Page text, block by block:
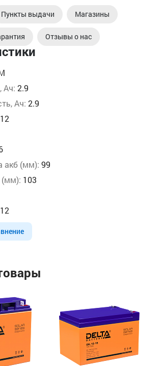
Ач: 2.9
Ач: 2.9
12
акб (мм): 99
(мм): 103
12
Пункты выдачи Магазины
Отзывы о нас